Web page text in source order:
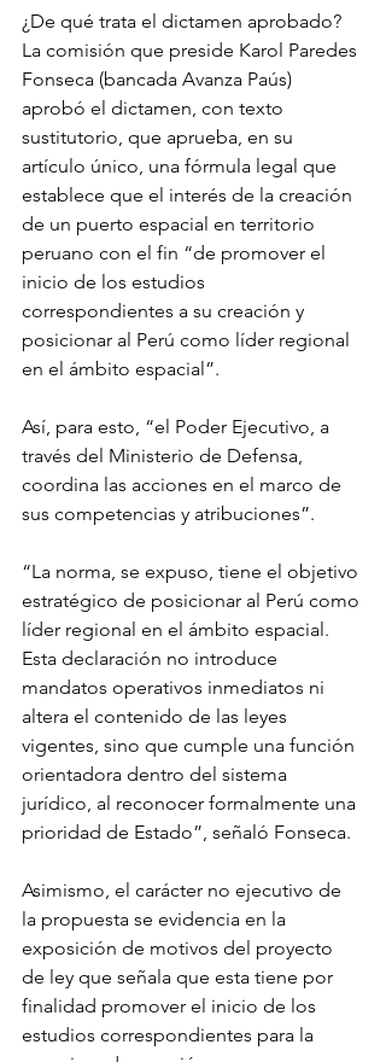
¿De qué trata el dictamen aprobado?
La comisión que preside Karol Paredes
Fonseca (bancada Avanza Paús)
aprobó el dictamen, con texto
sustitutorio, que aprueba, en su
artículo único, una fórmula legal que
establece que el interés de la creación
de un puerto espacial en territorio
peruano con el fin “de promover el
inicio de los estudios
correspondientes a su creación y
posicionar al Perú como líder regional
en el ámbito espacial”.
Así, para esto, “el Poder Ejecutivo, a
través del Ministerio de Defensa,
coordina las acciones en el marco de
sus competencias y atribuciones”.
“La norma, se expuso, tiene el objetivo
estratégico de posicionar al Perú como
líder regional en el ámbito espacial.
Esta declaración no introduce
mandatos operativos inmediatos ni
altera el contenido de las leyes
vigentes, sino que cumple una función
orientadora dentro del sistema
jurídico, al reconocer formalmente una
prioridad de Estado”, señaló Fonseca.
Asimismo, el carácter no ejecutivo de
la propuesta se evidencia en la
exposición de motivos del proyecto
de ley que señala que esta tiene por
finalidad promover el inicio de los
estudios correspondientes para la